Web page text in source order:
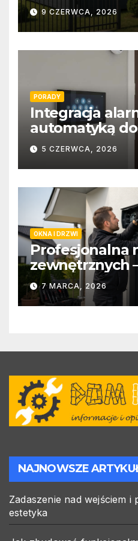
9 CZERWCA, 2026
PORADY
Integracja
automatyką
wygoda i
5 CZERWCA, 2026
OKNA I DRZWI
Profesjonalna
zewnętrznych
warto zlecić ją
7 MARCA, 2026
NAJNOWSZE
Zadaszenie nad wejściem i
estetyka